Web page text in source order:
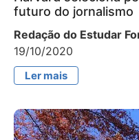
futuro do jornalismo
Redação do Estudar
19/10/2020
Ler mais